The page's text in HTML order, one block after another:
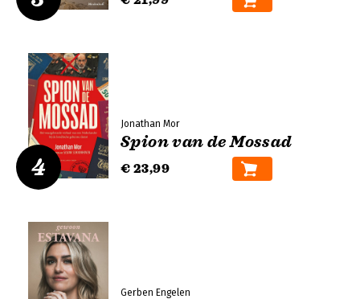
4
Jonathan Mor
Spion van de Mossad
€ 23,99
Gerben Engelen